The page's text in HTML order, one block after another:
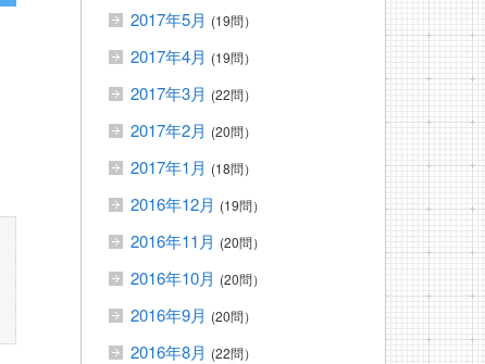
2017年5月 (19問）
2017年4月 (19問）
2017年3月 (22問）
2017年2月 (20問）
2017年1月 (18問）
2016年12月 (19問）
2016年11月 (20問）
2016年10月 (20問）
2016年9月 (20問）
2016年8月 (22問）